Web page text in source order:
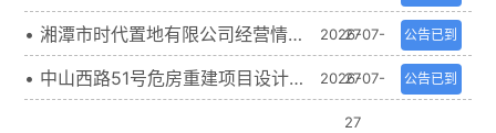
选人公示
27
期
• 湘潭市时代置地有限公司经营情况
审计比选公告
2026-07-
27
公告已到
期
• 中山西路51号危房重建项目设计服
2026-07-
27
公告已到